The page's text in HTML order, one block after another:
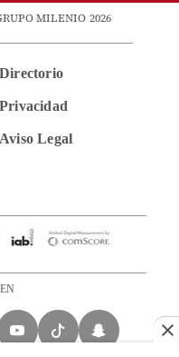
MILENIO 2026
Directorio
Privacidad
Aviso Legal